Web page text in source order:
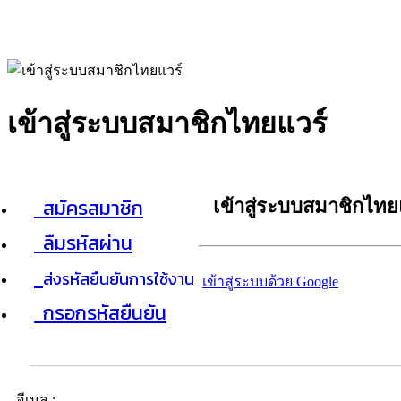
เข้าสู่ระบบสมาชิกไทยแวร์
สมัครสมาชิก
ลืมรหัสผ่าน
ส่งรหัสยืนยันการใช้งาน
กรอกรหัสยืนยัน
เข้าสู่ระบบสมาชิกไท
เข้าสู่ระบบด้วย Google